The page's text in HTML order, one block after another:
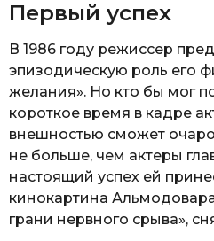
Первый успех
В 1986 году режиссер
эпизодическую роль его
желания». Но кто бы мог
короткое время в кадре
внешностью сможет
не больше, чем актеры
настоящий успех ей
кинокартина
грани нервного срыва»,